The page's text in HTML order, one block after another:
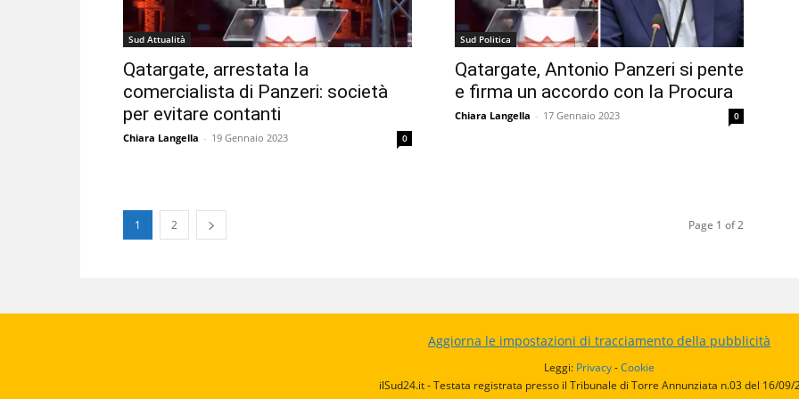
Sud Attualità
Qatargate, arrestata la
comercialista di Panzeri: società
per evitare contanti
Chiara Langella - 19 Gennaio 2023 0
Sud Politica
Qatargate, Antonio Panzeri si pente
e firma un accordo con la Procura
Chiara Langella - 17 Gennaio 2023 0
1 2 Page 1 of 2
Aggiorna le impostazioni di tracciamento della pubblicità
Leggi: Privacy-Cookie
ilSud24.it - Testata registrata presso il Tribunale di Torre Annunziata n.03 del 16/09/